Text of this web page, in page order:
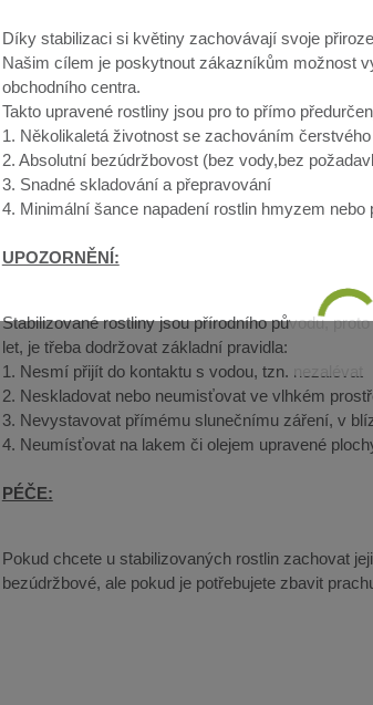
Díky stabilizaci si květiny zachovávají svoje
Našim cílem je poskytnout zákazníkům možnost
obchodního centra.
Takto upravené rostliny jsou pro to přímo
1. Několikaletá životnost se zachováním
2. Absolutní bezúdržbovost (bez vody,bez
3. Snadné skladování a přepravování
4. Minimální šance napadení rostlin hmyzem nebo
UPOZORNĚNÍ:
Stabilizované rostliny jsou přírodního původu,
let, je třeba dodržovat základní pravidla:
1. Nesmí přijít do kontaktu s vodou, tzn. nezalévat
2. Neskladovat nebo neumisťovat ve vlhkém
3. Nevystavovat přímému slunečnímu záření, v
4. Neumísťovat na lakem či olejem upravené
PÉČE:
Pokud chcete u stabilizovaných rostlin zachovat
bezúdržbové, ale pokud je potřebujete zbavit